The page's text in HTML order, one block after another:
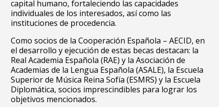
capital humano, fortaleciendo las capacidades
individuales de los interesados, así como las
instituciones de procedencia.
Como socios de la Cooperación Española – AECID, en
el desarrollo y ejecución de estas becas destacan: la
Real Academia Española (RAE) y la Asociación de
Academias de la Lengua Española (ASALE), la Escuela
Superior de Música Reina Sofía (ESMRS) y la Escuela
Diplomática, socios imprescindibles para lograr los
objetivos mencionados.